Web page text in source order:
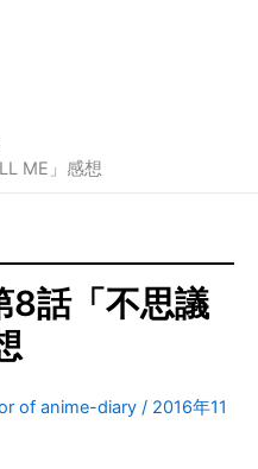
ME」感想
8話「不思議
of anime-diary / 2016年11